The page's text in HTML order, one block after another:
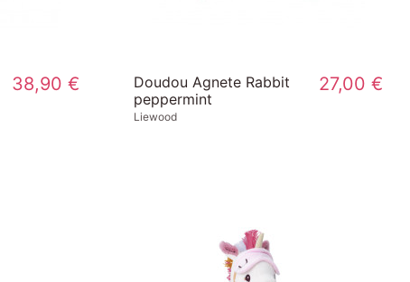
38,90 €
Doudou Agnete Rabbit
peppermint
Liewood
27,00 €